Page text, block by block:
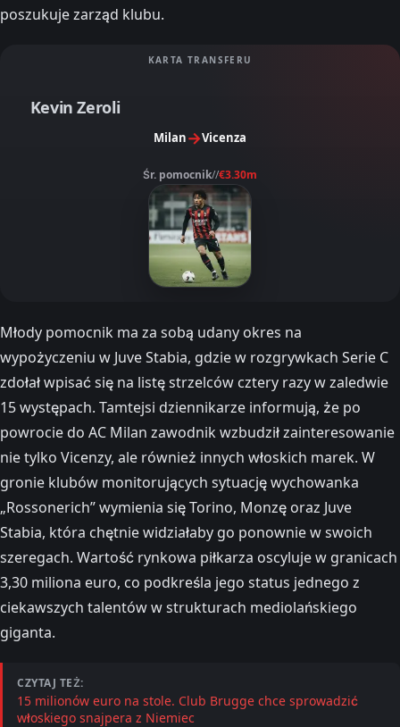
poszukuje zarząd klubu.
KARTA TRANSFERU
Kevin Zeroli
Milan→Vicenza
Śr. pomocnik//€3.30m
Młody pomocnik ma za sobą udany okres na
wypożyczeniu w Juve Stabia, gdzie w rozgrywkach Serie C
zdołał wpisać się na listę strzelców cztery razy w zaledwie
15 występach. Tamtejsi dziennikarze informują, że po
powrocie do AC Milan zawodnik wzbudził zainteresowanie
nie tylko Vicenzy, ale również innych włoskich marek. W
gronie klubów monitorujących sytuację wychowanka
„Rossonerich” wymienia się Torino, Monzę oraz Juve
Stabia, która chętnie widziałaby go ponownie w swoich
szeregach. Wartość rynkowa piłkarza oscyluje w granicach
3,30 miliona euro, co podkreśla jego status jednego z
ciekawszych talentów w strukturach mediolańskiego
giganta.
CZYTAJ TEŻ:
15 milionów euro na stole. Club Brugge chce sprowadzić
włoskiego snajpera z Niemiec